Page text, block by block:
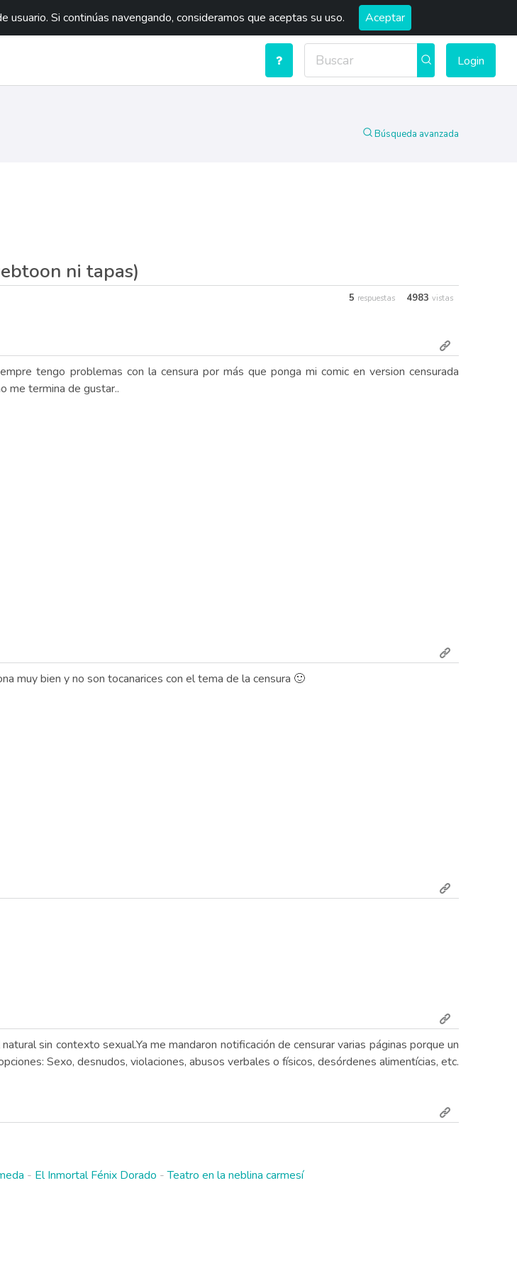
Si continúas navengando, consideramos que aceptas su uso. Aceptar
Login
Búsqueda avanzada
ni tapas)
5 respuestas 4983 vistas
tengo problemas con la censura por más que ponga mi comic en version censurada
me termina de gustar..
muy bien y no son tocanarices con el tema de la censura 🙂
sin contexto sexual.Ya me mandaron notificación de censurar varias páginas porque un
Sexo, desnudos, violaciones, abusos verbales o físicos, desórdenes alimentícias, etc.
- El Inmortal Fénix Dorado -Teatro en la neblina carmesí